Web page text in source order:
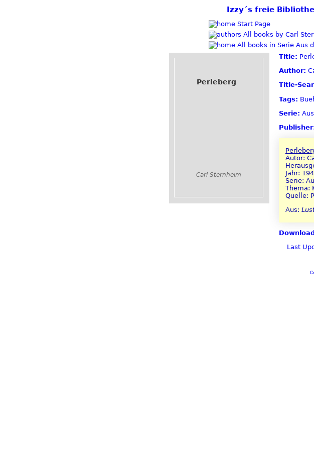
Izzy´s freie
Start Page
All books by Carl
All books in Serie Aus
Perleberg
Carl Sternheim
Title:
Author:
Title-
Tags:
Serie:
Autor:
Jahr:
Serie:
Thema:
Quelle:
Aus:
Last